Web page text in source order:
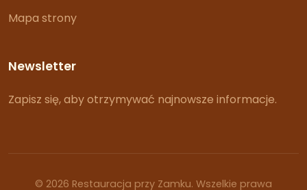
Mapa strony
Newsletter
Zapisz się, aby otrzymywać najnowsze informacje.
© 2026 Restauracja przy Zamku. Wszelkie prawa